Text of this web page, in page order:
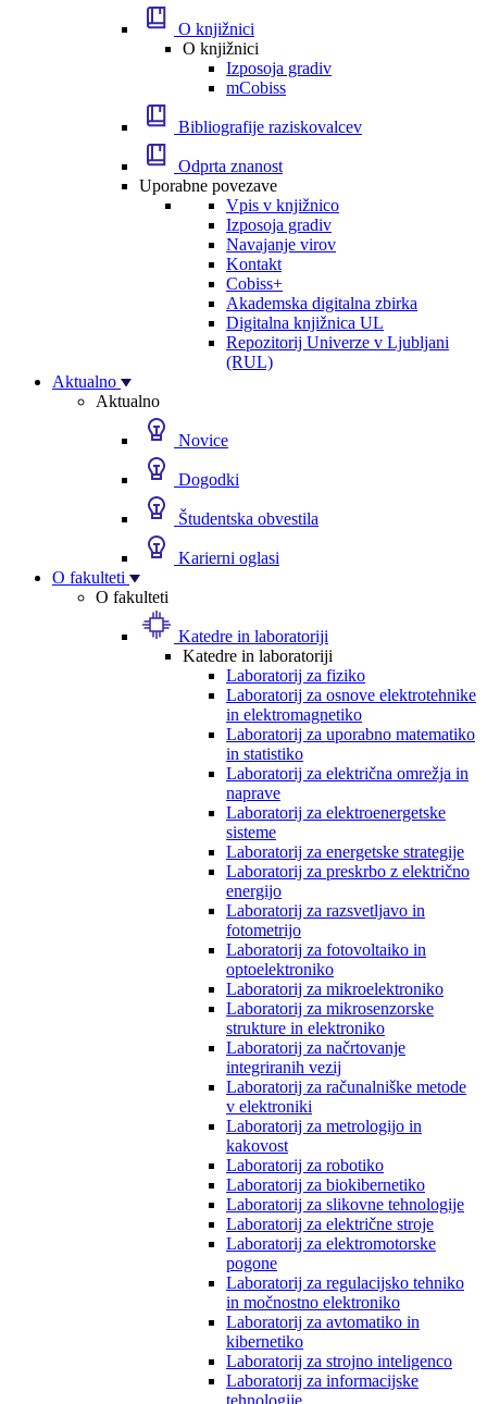
O knjižnici
O knjižnici
Izposoja gradiv
mCobiss
Bibliografije raziskovalcev
Odprta znanost
Uporabne povezave
Vpis v knjižnico
Izposoja gradiv
Navajanje virov
Kontakt
Cobiss+
Akademska digitalna zbirka
Digitalna knjižnica UL
Repozitorij Univerze v Ljubljani
(RUL)
Aktualno
Aktualno
Novice
Dogodki
Študentska obvestila
Karierni oglasi
O fakulteti
O fakulteti
Katedre in laboratoriji
Katedre in laboratoriji
Laboratorij za fiziko
Laboratorij za osnove elektrotehnike
in elektromagnetiko
Laboratorij za uporabno matematiko
in statistiko
Laboratorij za električna omrežja in
naprave
Laboratorij za elektroenergetske
sisteme
Laboratorij za energetske strategije
Laboratorij za preskrbo z električno
energijo
Laboratorij za razsvetljavo in
fotometrijo
Laboratorij za fotovoltaiko in
optoelektroniko
Laboratorij za mikroelektroniko
Laboratorij za mikrosenzorske
strukture in elektroniko
Laboratorij za načrtovanje
integriranih vezij
Laboratorij za računalniške metode
v elektroniki
Laboratorij za metrologijo in
kakovost
Laboratorij za robotiko
Laboratorij za biokibernetiko
Laboratorij za slikovne tehnologije
Laboratorij za električne stroje
Laboratorij za elektromotorske
pogone
Laboratorij za regulacijsko tehniko
in močnostno elektroniko
Laboratorij za avtomatiko in
kibernetiko
Laboratorij za strojno inteligenco
Laboratorij za informacijske
tehnologije